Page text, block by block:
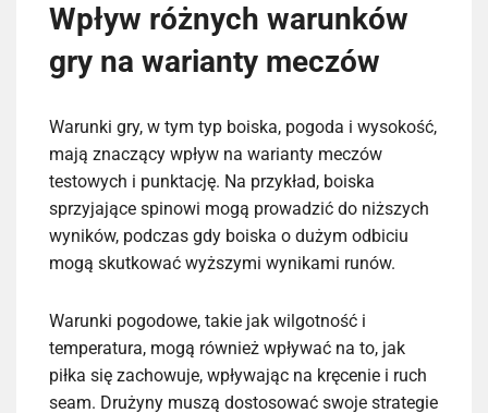
Wpływ różnych warunków
gry na warianty meczów
Warunki gry, w tym typ boiska, pogoda i wysokość,
mają znaczący wpływ na warianty meczów
testowych i punktację. Na przykład, boiska
sprzyjające spinowi mogą prowadzić do niższych
wyników, podczas gdy boiska o dużym odbiciu
mogą skutkować wyższymi wynikami runów.
Warunki pogodowe, takie jak wilgotność i
temperatura, mogą również wpływać na to, jak
piłka się zachowuje, wpływając na kręcenie i ruch
seam. Drużyny muszą dostosować swoje strategie